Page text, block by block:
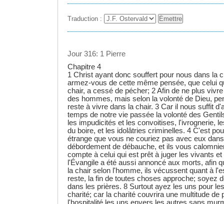
Traduction :
Jour 316: 1 Pierre
Chapitre 4
1 Christ ayant donc souffert pour nous dans la
armez-vous de cette même pensée, que celui
chair, a cessé de pécher; 2 Afin de ne plus
des hommes, mais selon la volonté de Dieu,
reste à vivre dans la chair. 3 Car il nous suffit
temps de notre vie passée la volonté des
les impudicités et les convoitises, l'ivrognerie,
du boire, et les idolâtries criminelles. 4 C'est
étrange que vous ne couriez pas avec eux
débordement de débauche, et ils vous
compte à celui qui est prêt à juger les vivants
l'Évangile a été aussi annoncé aux morts, afin
la chair selon l'homme, ils vécussent quant à
reste, la fin de toutes choses approche; soyez
dans les prières. 8 Surtout ayez les uns pour
charité; car la charité couvrira une multitude de